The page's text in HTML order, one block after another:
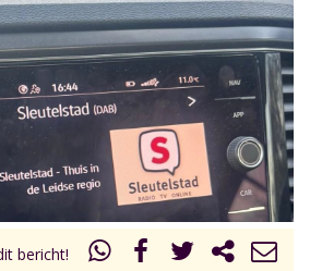
uur 1 van 0 Volgend uur
bericht!